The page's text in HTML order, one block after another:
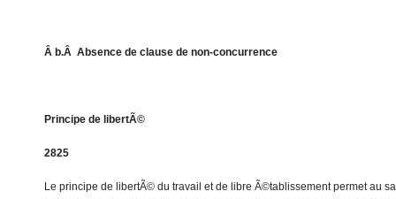
Â b.Â Absence de clause de non-concurrence
Principe de libertÃ©
2825
Le principe de libertÃ© du travail et de libre Ã©tablissement permet au